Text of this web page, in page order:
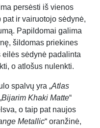
persėsti iš vienos
ir vairuotojo sėdynė,
Papildomai galima
šildomas priekines
sėdynė padalinta
o atlošus nulenkti.
spalvų yra „Atlas
Bijarim Khaki Matte“
o taip pat naujos
Metallic“ oranžinė,